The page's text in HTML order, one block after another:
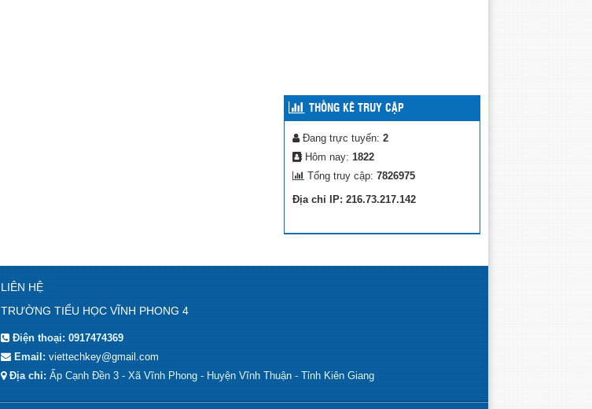
THỐNG KÊ TRUY CẬP
Đang trực tuyến: 2
Hôm nay: 1822
Tổng truy cập: 7826975
Địa chỉ IP: 216.73.217.142
LIÊN HỆ
TRƯỜNG TIỂU HỌC VĨNH PHONG 4
Điện thoại:0917474369
Email:viettechkey@gmail.com
Địa chỉ:Ấp Cạnh Đền 3 - Xã Vĩnh Phong - Huyện Vĩnh Thuận - Tỉnh Kiên Giang